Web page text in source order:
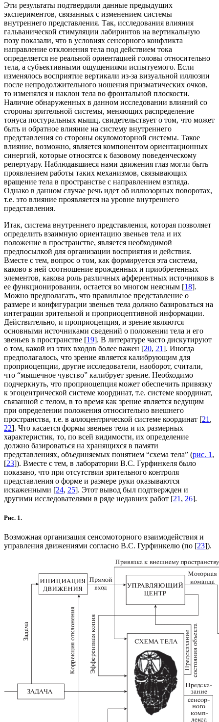
Эти результаты подтвердили данные предыдущих
экспериментов, связанных с изменением системы
внутреннего представления. Так, исследования влияния
гальванической стимуляции лабиринтов на вертикальную
позу показали, что в условиях сенсорного конфликта
направление отклонения тела под действием тока
определяется не реальной ориентацией головы относительно
тела, а субъективными ощущениями испытуемого. Если
изменялось восприятие вертикали из-за визуальной иллюзии
после непродолжительного ношения призматических очков,
то изменялся и наклон тела во фронтальной плоскости.
Наличие обнаруженных в данном исследовании влияний со
стороны зрительной системы, меняющих распределение
тонуса постуральных мышц, свидетельствует о том, что может
быть и обратное влияние на систему внутреннего
представления со стороны окуломоторной системы. Такое
влияние, возможно, является компонентом ориентационных
синергий, которые относятся к базовому поведенческому
репертуару. Наблюдавшиеся нами движения глаз могли быть
проявлением работы таких механизмов, связывающих
вращение тела в пространстве с направлением взгляда.
Однако в данном случае речь идет об иллюзорных поворотах,
т.е. это влияние проявляется на уровне внутреннего
представления.
Итак, система внутреннего представления, которая позволяет
определить взаимную ориентацию звеньев тела и их
положение в пространстве, является необходимой
предпосылкой для организации восприятия и действия.
Вместе с тем, вопрос о том, как формируется эта система,
каково в ней соотношение врожденных и приобретенных
элементов, какова роль различных афферентных источников в
ее функционировании, остается во многом неясным [18].
Можно предполагать, что правильное представление о
размере и конфигурации звеньев тела должно базироваться на
интеграции зрительной и проприоцептивной информации.
Действительно, и проприоцепция, и зрение являются
основными источниками сведений о положении тела и его
звеньев в пространстве [19]. В литературе часто дискутируют
о том, какой из этих входов более важен [20, 21]. Иногда
предполагалось, что зрение является калибрующим для
проприоцепции, другие исследователи, наоборот, считали,
что “мышечное чувство” калибрует зрение. Необходимо
подчеркнуть, что проприоцепция может обеспечить привязку
к эгоцентрической системе координат, т.е. системе координат,
связанной с телом, в то время как зрение является ведущим
при определении положения относительно внешнего
пространства, т.е. в аллоцентрической системе координат [21 ,
22]. Что касается формы звеньев тела и их размерных
характеристик, то, по всей видимости, их определение
должно базироваться на хранящихся в памяти
представлениях, объединяемых понятием “схема тела” (рис. 1 ,
[23]). Вместе с тем, в лаборатории В.С. Гурфинкеля было
показано, что при отсутствии зрительного контроля
представления о форме и размере руки оказываются
искаженными [24, 25]. Этот вывод был подтвержден и
другими исследователями в ряде недавних работ [21 , 26].
Рис. 1.
Возможная организация сенсомоторного взаимодействия и
управления движениями согласно В.С. Гурфинкелю (по [23]).